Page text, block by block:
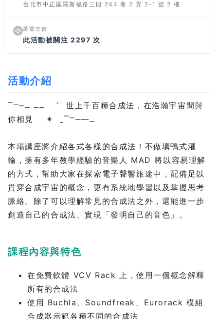
台北市中正區羅斯福路三段 244 巷 2 弄 2-1 號 2 樓
瀏覽次數
此活動被關注 2297 次
活動介紹
⎺⎻‒⎽ ⎽⎽ ゛世上千百種合成法，在浩瀚宇宙間與
你相見
✴︎ ˍ⎺⎻‒―⎽
本場講座將介紹各式各樣的合成法！不做填鴨式灌
輸，擁有多年教學經驗的音樂人 MAD 將以容易理解
的方式，幫助大家在探索電子聲響旅途中，配備足以
貫穿合成宇宙的概念，更有系統地學習以及掌握思考
脈絡。除了可以理解常見的合成法之外，還能進一步
創造自己的合成法、實現「發明自己的音色」。
課程內容與特色
在免費軟體 VCV Rack 上，使用一個概念解釋
所有的合成法
使用 Buchla、Soundfreak、Eurorack 模組
合成器示範各種不同的合成法